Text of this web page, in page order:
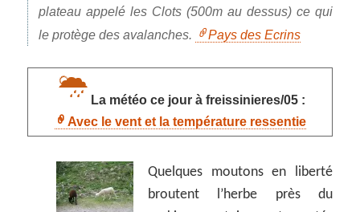
plateau appelé les Clots (500m au dessus) ce qui
le protège des avalanches.
Pays des Ecrins
La météo ce jour à freissinieres/05 :
Avec le vent et la température ressentie
Quelques moutons en liberté
broutent l’herbe près du